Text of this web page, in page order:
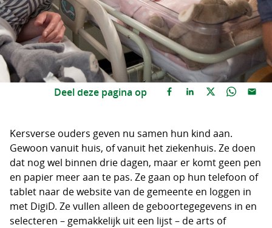
Deel deze pagina op
Kersverse ouders geven nu samen hun kind aan.
Gewoon vanuit huis, of vanuit het ziekenhuis. Ze doen
dat nog wel binnen drie dagen, maar er komt geen pen
en papier meer aan te pas. Ze gaan op hun telefoon of
tablet naar de website van de gemeente en loggen in
met DigiD. Ze vullen alleen de geboortegegevens in en
selecteren – gemakkelijk uit een lijst – de arts of